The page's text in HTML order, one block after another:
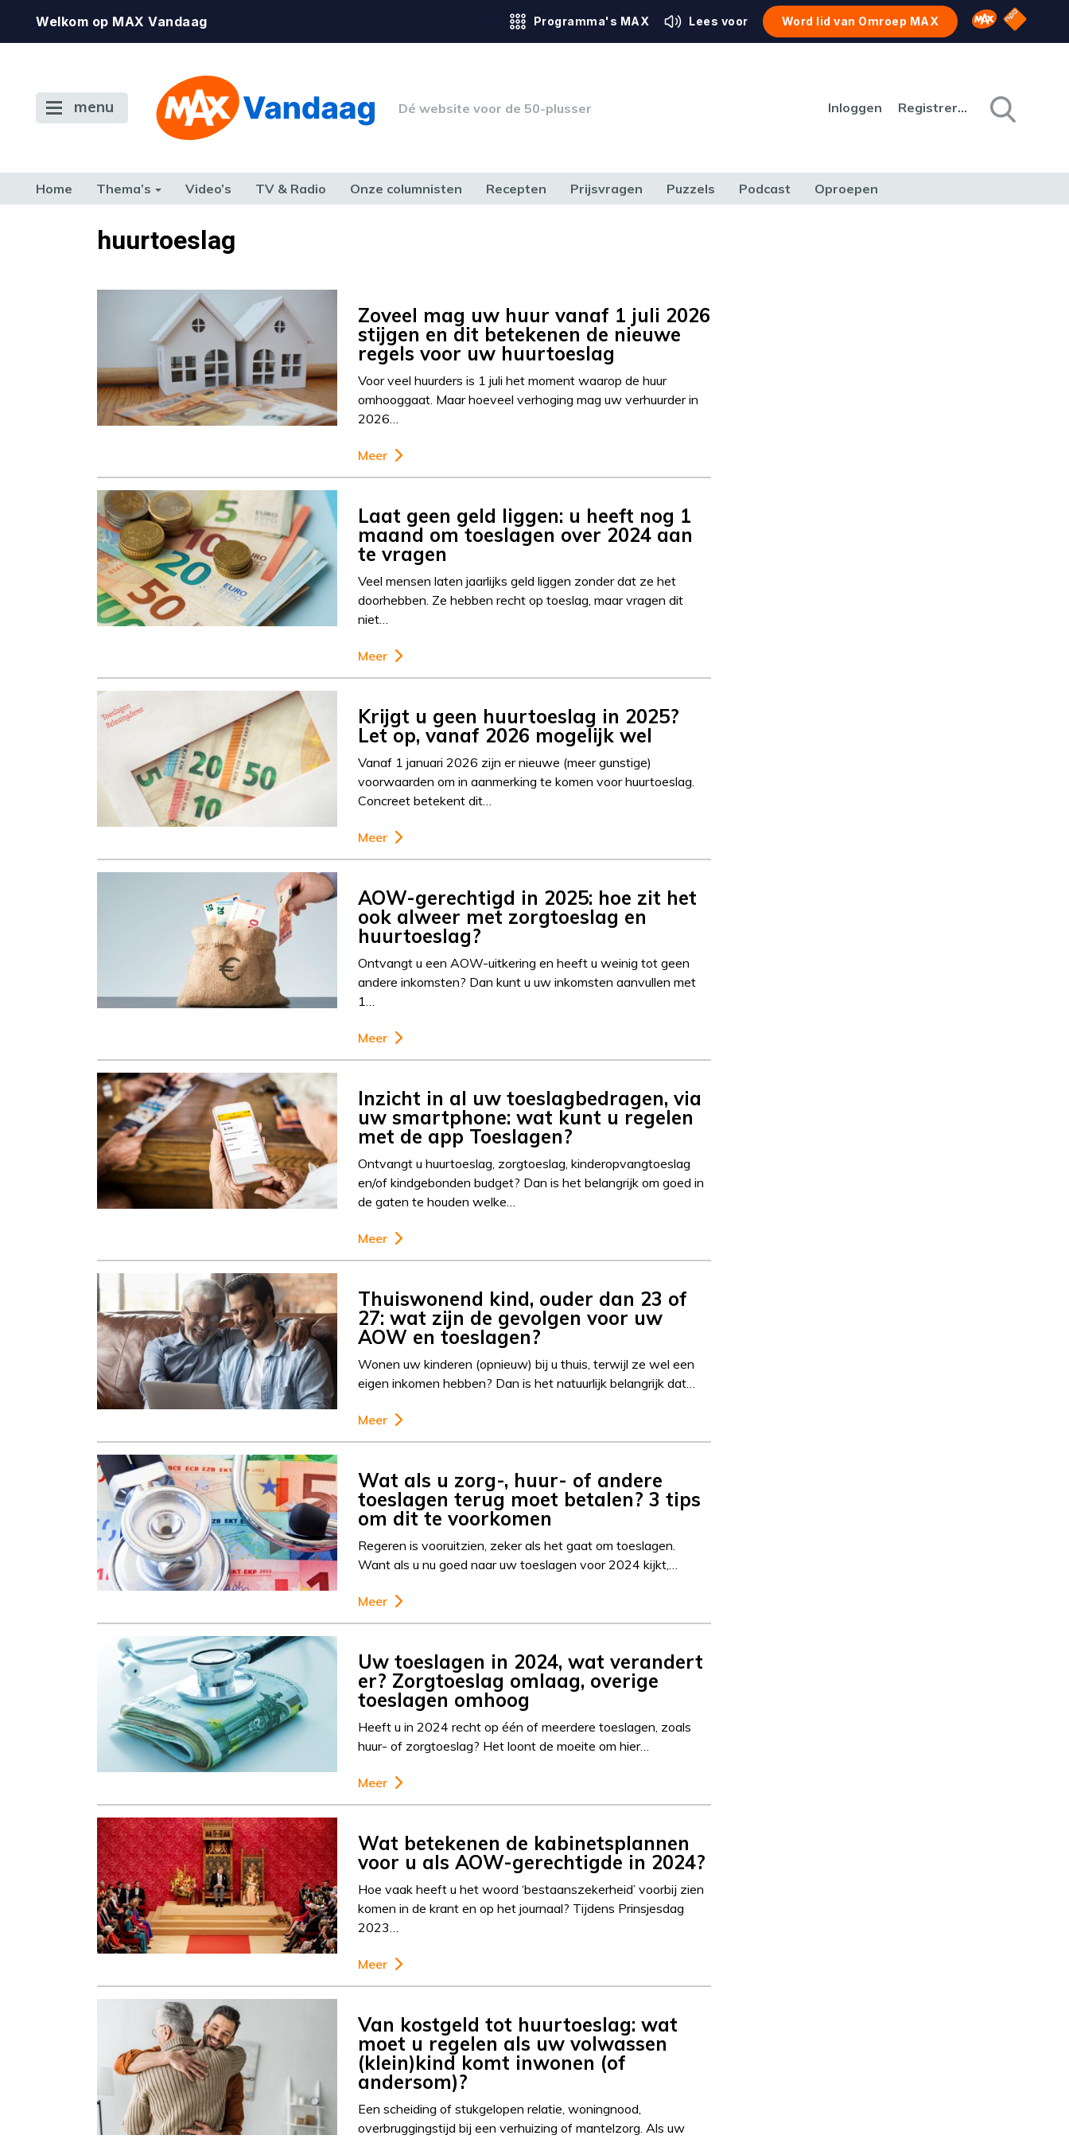
Welkom op MAX Vandaag Programma's MAX Lees voor Word lid van Omroep MAX Omroep MAX
NPO
menu Dé website voor de 50-plusser Inloggen Registreren
Home Thema’s Video’s TV & Radio Onze columnisten Recepten Prijsvragen Puzzels Podcast Oproepen
TERUG NAAR TOENhuurtoeslag
Zoveel mag uw huur vanaf 1 juli 2026
stijgen en dit betekenen de nieuwe
regels voor uw huurtoeslag
Voor veel huurders is 1 juli het moment waarop de huur
omhooggaat. Maar hoeveel verhoging mag uw verhuurder in
2026…
Meer
Laat geen geld liggen: u heeft nog 1
maand om toeslagen over 2024 aan
te vragen
Veel mensen laten jaarlijks geld liggen zonder dat ze het
doorhebben. Ze hebben recht op toeslag, maar vragen dit
niet…
Meer
Krijgt u geen huurtoeslag in 2025?
Let op, vanaf 2026 mogelijk wel
Vanaf 1 januari 2026 zijn er nieuwe (meer gunstige)
voorwaarden om in aanmerking te komen voor huurtoeslag.
Concreet betekent dit…
Meer
AOW-gerechtigd in 2025: hoe zit het
ook alweer met zorgtoeslag en
huurtoeslag?
Ontvangt u een AOW-uitkering en heeft u weinig tot geen
andere inkomsten? Dan kunt u uw inkomsten aanvullen met
1…
Meer
Inzicht in al uw toeslagbedragen, via
uw smartphone: wat kunt u regelen
met de app Toeslagen?
Ontvangt u huurtoeslag, zorgtoeslag, kinderopvangtoeslag
en/of kindgebonden budget? Dan is het belangrijk om goed in
de gaten te houden welke…
Meer
Thuiswonend kind, ouder dan 23 of
27: wat zijn de gevolgen voor uw
AOW en toeslagen?
Wonen uw kinderen (opnieuw) bij u thuis, terwijl ze wel een
eigen inkomen hebben? Dan is het natuurlijk belangrijk dat…
Meer
Wat als u zorg-, huur- of andere
toeslagen terug moet betalen? 3 tips
om dit te voorkomen
Regeren is vooruitzien, zeker als het gaat om toeslagen.
Want als u nu goed naar uw toeslagen voor 2024 kijkt,…
Meer
Uw toeslagen in 2024, wat verandert
er? Zorgtoeslag omlaag, overige
toeslagen omhoog
Heeft u in 2024 recht op één of meerdere toeslagen, zoals
huur- of zorgtoeslag? Het loont de moeite om hier…
Meer
Wat betekenen de kabinetsplannen
voor u als AOW-gerechtigde in 2024?
Hoe vaak heeft u het woord ‘bestaanszekerheid’ voorbij zien
komen in de krant en op het journaal? Tijdens Prinsjesdag
2023…
Meer
Van kostgeld tot huurtoeslag: wat
moet u regelen als uw volwassen
(klein)kind komt inwonen (of
andersom)?
Een scheiding of stukgelopen relatie, woningnood,
overbruggingstijd bij een verhuizing of mantelzorg. Als uw